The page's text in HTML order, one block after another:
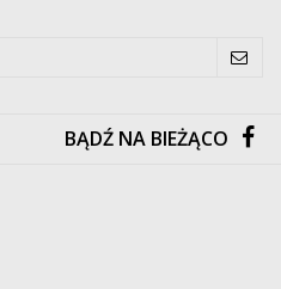
BĄDŹ NA BIEŻĄCO